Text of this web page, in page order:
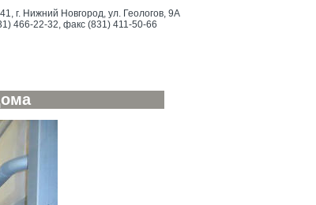
г. Нижний Новгород, ул. Геологов, 9А
466-22-32, факс (831) 411-50-66